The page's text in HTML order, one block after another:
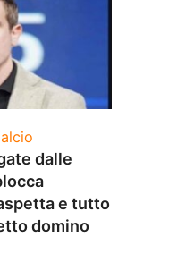
dalle
e tutto
domino